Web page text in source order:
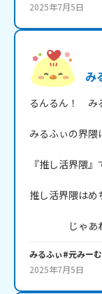
2025年7月5日
み
るんるん！　
みるふぃの界隈
『推し活界隈
推し活界隈は
じゃあね
みるふぃ#元みーむ
2025年7月5日